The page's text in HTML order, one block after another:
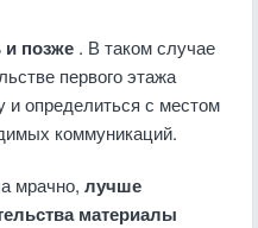
позже . В таком случае
первого этажа
и определиться с местом
коммуникаций.
мрачно, лучше
материалы